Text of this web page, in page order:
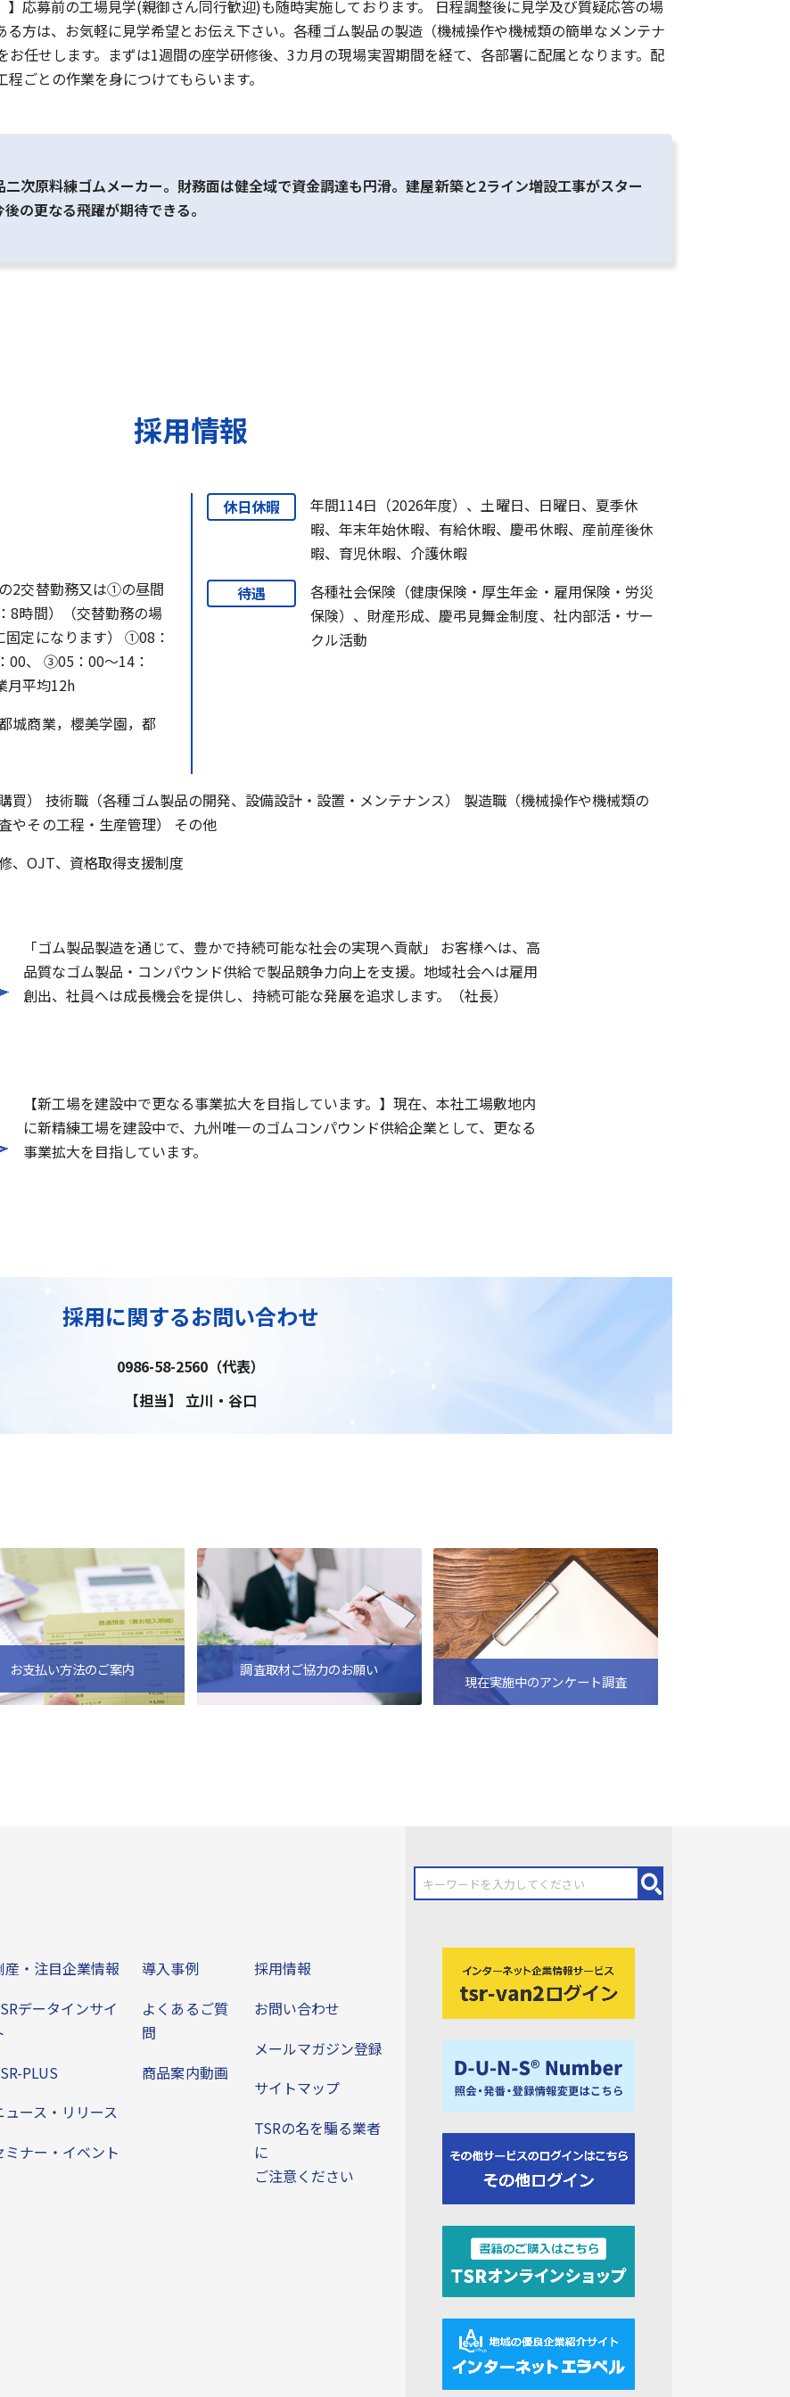
】応募前の工場見学(親御さん同行歓迎)も随時実施しております。 日程調整後に見学及び質疑応答の場
方は、お気軽に見学希望とお伝え下さい。各種ゴム製品の製造（機械操作や機械類の簡単なメンテナ
任せします。まずは1週間の座学研修後、3カ月の現場実習期間を経て、各部署に配属となります。配
ごとの作業を身につけてもらいます。
次原料練ゴムメーカー。財務面は健全域で資金調達も円滑。建屋新築と2ライン増設工事がスター
の更なる飛躍が期待できる。
採用情報
2交替勤務又は①の昼間
8時間）（交替勤務の場
固定になります） ①08：
00、 ③05：00～14：
平均12h
城商業，櫻美学園，都
休日休暇
年間114日（2026年度）、土曜日、日曜日、夏季休
暇、年末年始休暇、有給休暇、慶弔休暇、産前産後休
暇、育児休暇、介護休暇
待遇
各種社会保険（健康保険・厚生年金・雇用保険・労災
保険）、財産形成、慶弔見舞金制度、社内部活・サー
クル活動
買） 技術職（各種ゴム製品の開発、設備設計・設置・メンテナンス） 製造職（機械操作や機械類の
やその工程・生産管理） その他
、OJT、資格取得支援制度
「ゴム製品製造を通じて、豊かで持続可能な社会の実現へ貢献」 お客様へは、高
品質なゴム製品・コンパウンド供給で製品競争力向上を支援。地域社会へは雇用
創出、社員へは成長機会を提供し、持続可能な発展を追求します。（社長）
【新工場を建設中で更なる事業拡大を目指しています。】現在、本社工場敷地内
に新精練工場を建設中で、九州唯一のゴムコンパウンド供給企業として、更なる
事業拡大を目指しています。
採用に関するお問い合わせ
0986-58-2560（代表）
【担当】 立川・谷口
お支払い方法のご案内 調査取材ご協力のお願い
現在実施中のアンケート調査
産・注目企業情報
データインサイ
PLUS
ュース・リリース
ミナー・イベント
導入事例
よくあるご質
問
商品案内動画
採用情報
お問い合わせ
メールマガジン登録
サイトマップ
TSRの名を騙る業者
に
ご注意ください